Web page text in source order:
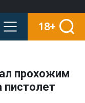
18+
прохожим